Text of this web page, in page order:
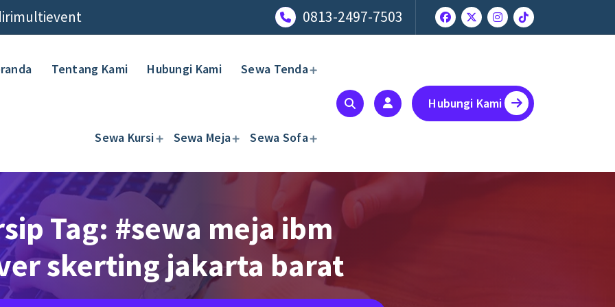
0813-2497-7503
Tentang Kami Hubungi Kami Sewa Tenda
Sewa Kursi Sewa Meja Sewa Sofa
Hubungi Kami
Tag: #sewa meja ibm
skerting jakarta barat